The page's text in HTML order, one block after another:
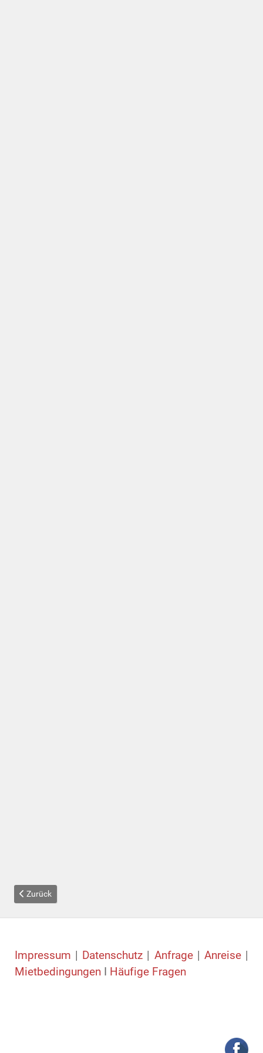
Vorheriger Beitrag: Fotos Ambiente
Zurück
Impressum | Datenschutz | Anfrage | Anreise |
Mietbedingungen I Häufige Fragen